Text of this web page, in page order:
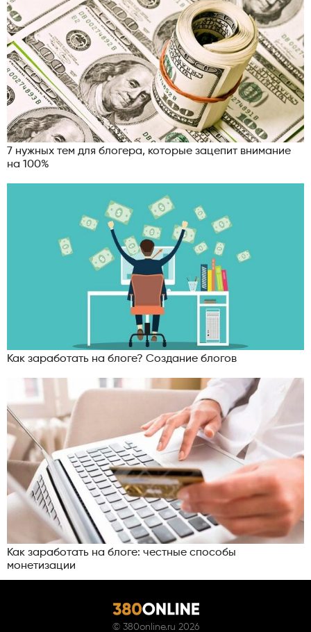
7 нужных тем для блогера, которые зацепит внимание
на 100%
Как заработать на блоге? Создание блогов
Как заработать на блоге: честные способы
монетизации
© 380online.ru 2026